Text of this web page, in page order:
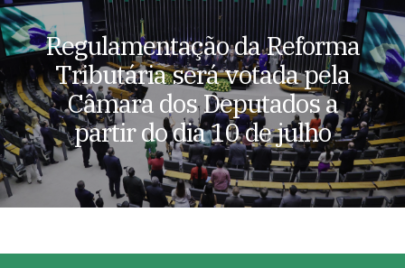
Regulamentação da Reforma
Tributária será votada pela
Câmara dos Deputados a
partir do dia 10 de julho